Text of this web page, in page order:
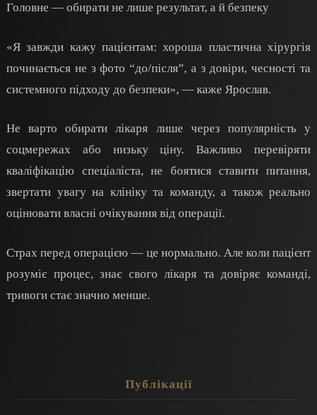
Головне — обирати не лише результат, а й безпеку
«Я завжди кажу пацієнтам: хороша пластична хірургія
починається не з фото “до/після”, а з довіри, чесності та
системного підходу до безпеки», — каже Ярослав.
Не варто обирати лікаря лише через популярність у
соцмережах або низьку ціну. Важливо перевіряти
кваліфікацію спеціаліста, не боятися ставити питання,
звертати увагу на клініку та команду, а також реально
оцінювати власні очікування від операції.
Страх перед операцією — це нормально. Але коли пацієнт
розуміє процес, знає свого лікаря та довіряє команді,
тривоги стає значно менше.
Публікації